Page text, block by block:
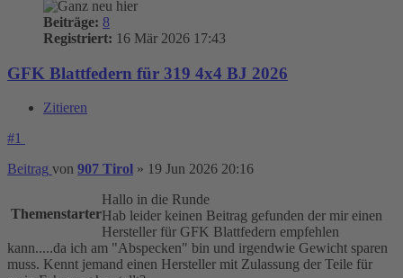
Beiträge: 8
Registriert: 16 Mär 2026 17:43
GFK Blattfedern für 319 4x4 BJ 2026
Zitieren
#1
Beitrag von 907 Tirol » 19 Jun 2026 20:16
Themenstarter
Hallo in die Runde
Hab leider keinen Beitrag gefunden der mir einen
Hersteller für GFK Blattfedern empfehlen
kann.....da ich am "Abspecken" bin und irgendwie Gewicht sparen
muss. Kennt jemand einen Hersteller mit Zulassung der Teile für